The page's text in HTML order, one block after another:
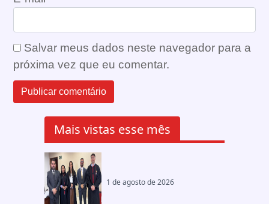
Salvar meus dados neste navegador para a
próxima vez que eu comentar.
Mais vistas esse mês
1 de agosto de 2026